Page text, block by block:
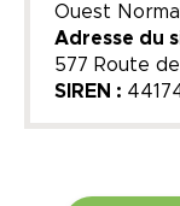
Ouest
Adresse du
577 Route
SIREN :